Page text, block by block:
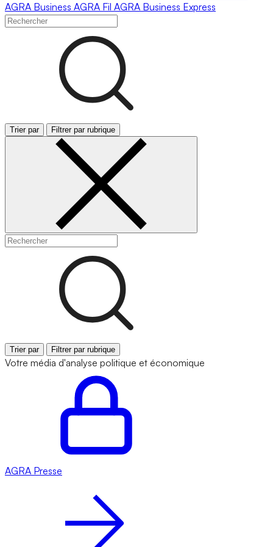
AGRA Business AGRA Fil AGRA Business Express
Trier par Filtrer par rubrique
Trier par Filtrer par rubrique
Votre média d'analyse politique et économique
AGRA Presse